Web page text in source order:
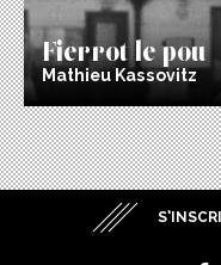
Fierrot le pou
Mathieu Kassovitz